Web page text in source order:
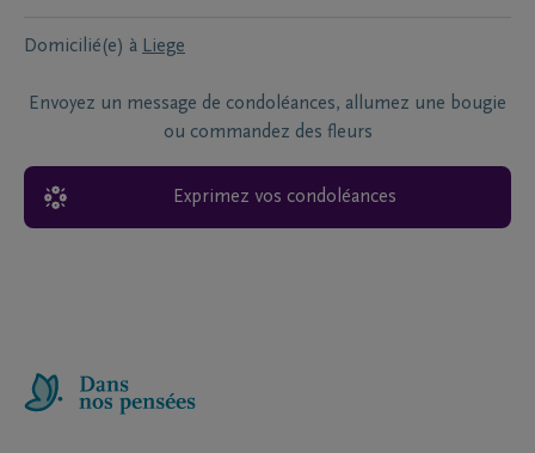
Domicilié(e) à Liege
Envoyez un message de condoléances, allumez une bougie
ou commandez des fleurs
Exprimez vos condoléances